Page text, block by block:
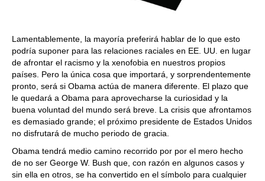
Lamentablemente, la mayoría preferirá hablar de lo que esto
podría suponer para las relaciones raciales en EE. UU. en lugar
de afrontar el racismo y la xenofobia en nuestros propios
países. Pero la única cosa que importará, y sorprendentemente
pronto, será si Obama actúa de manera diferente. El plazo que
le quedará a Obama para aprovecharse la curiosidad y la
buena voluntad del mundo será breve. La crisis que afrontamos
es demasiado grande; el próximo presidente de Estados Unidos
no disfrutará de mucho periodo de gracia.
Obama tendrá medio camino recorrido por por el mero hecho
de no ser George W. Bush que, con razón en algunos casos y
sin ella en otros, se ha convertido en el símbolo para cualquier